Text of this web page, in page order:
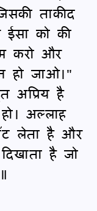
ताकीद
को की
करो और
जाओ।"
अप्रिय है
अल्लाह
लेता है और
है जो